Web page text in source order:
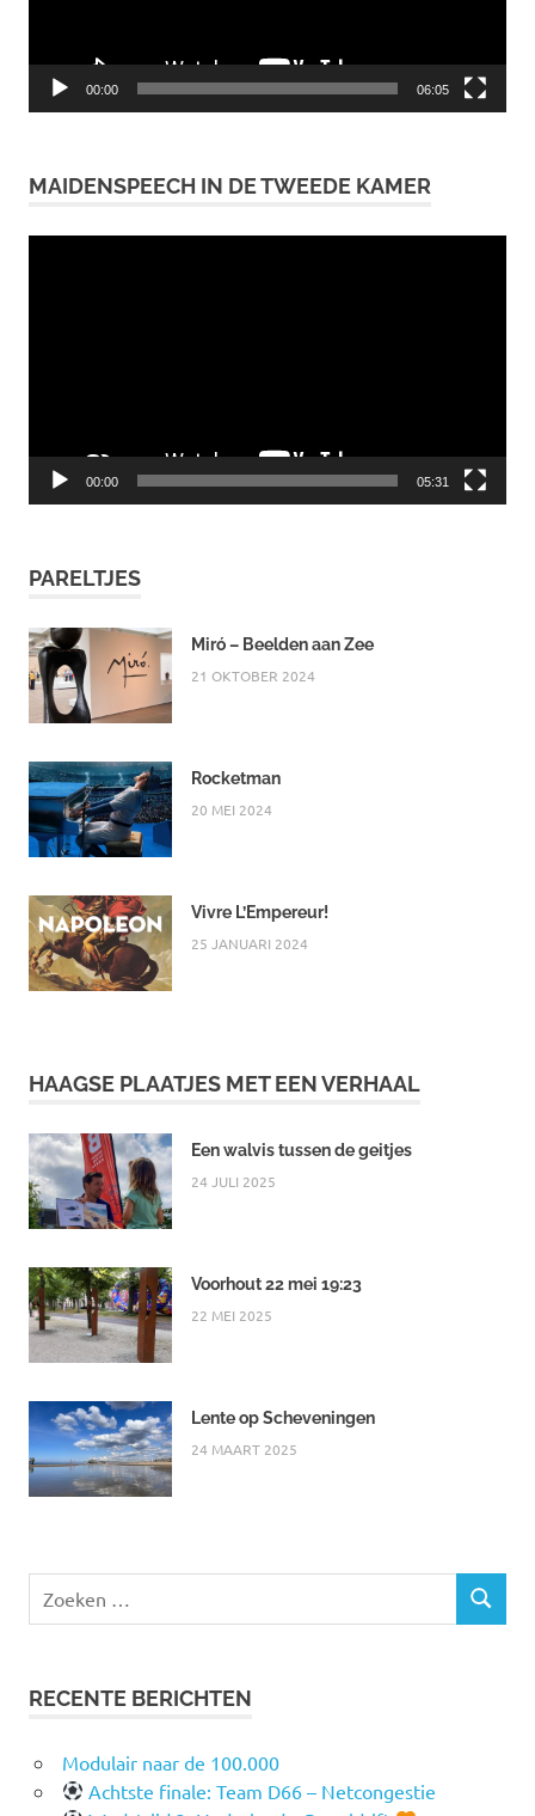
00:00 06:05
MAIDENSPEECH IN DE TWEEDE KAMER
00:00 05:31
PARELTJES
Miró – Beelden aan Zee
21 OKTOBER 2024
Rocketman
20 MEI 2024
Vivre L’Empereur!
25 JANUARI 2024
HAAGSE PLAATJES MET EEN VERHAAL
Een walvis tussen de geitjes
24 JULI 2025
Voorhout 22 mei 19:23
22 MEI 2025
Lente op Scheveningen
24 MAART 2025
Zoeken
ZOEKEN
RECENTE BERICHTEN
Modulair naar de 100.000
Achtste finale: Team D66 – Netcongestie